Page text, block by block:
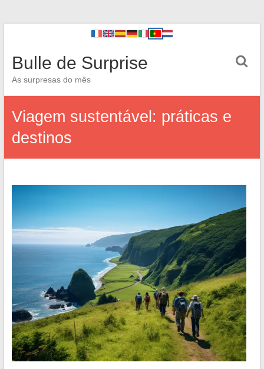
Bulle de Surprise
As surpresas do mês
Viagem sustentável: práticas e
destinos